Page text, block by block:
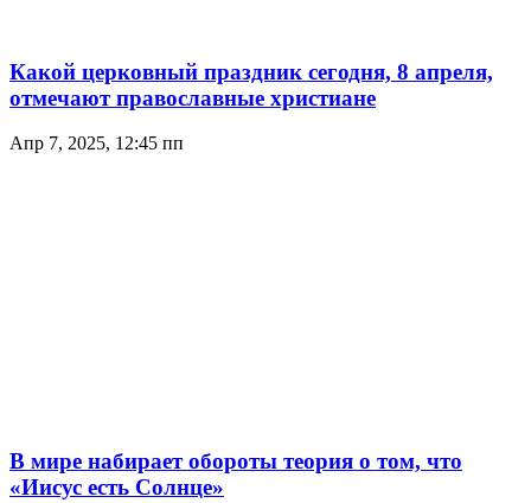
Какой церковный праздник сегодня, 8 апреля,
отмечают православные христиане
Апр 7, 2025, 12:45 пп
В мире набирает обороты теория о том, что
«Иисус есть Солнце»